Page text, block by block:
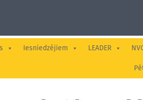
Iesniedzējiem LEADER